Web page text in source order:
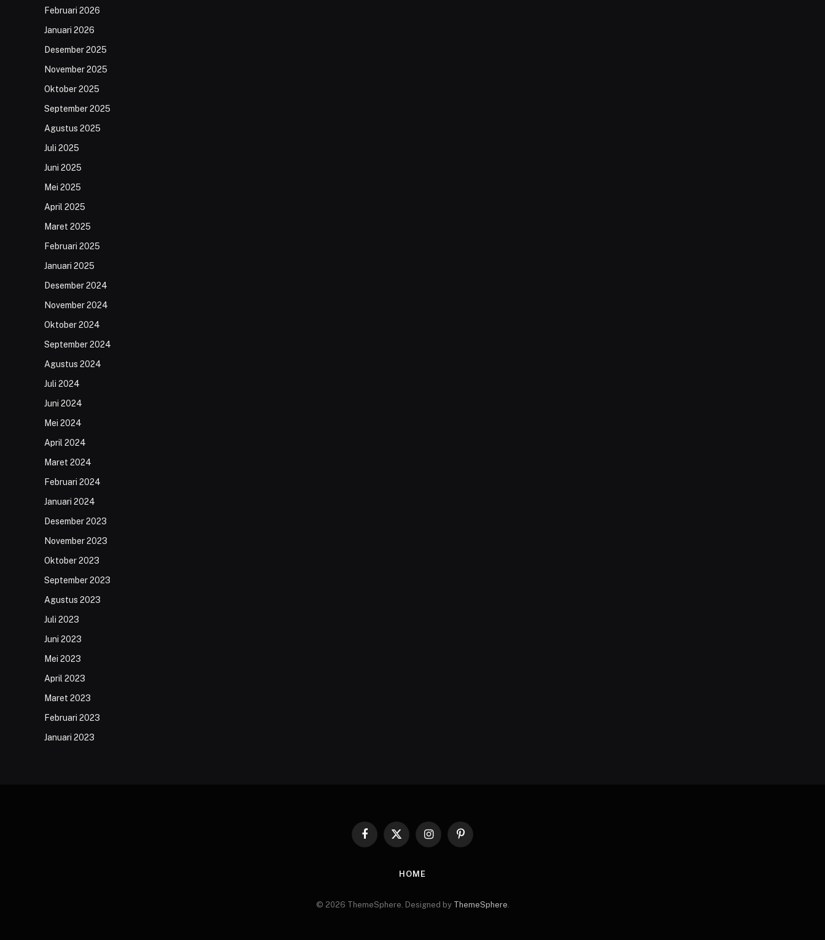
Februari 2026
Januari 2026
Desember 2025
November 2025
Oktober 2025
September 2025
Agustus 2025
Juli 2025
Juni 2025
Mei 2025
April 2025
Maret 2025
Februari 2025
Januari 2025
Desember 2024
November 2024
Oktober 2024
September 2024
Agustus 2024
Juli 2024
Juni 2024
Mei 2024
April 2024
Maret 2024
Februari 2024
Januari 2024
Desember 2023
November 2023
Oktober 2023
September 2023
Agustus 2023
Juli 2023
Juni 2023
Mei 2023
April 2023
Maret 2023
Februari 2023
Januari 2023
Facebook
X
InstagramPinterest
HOME
© 2026 ThemeSphere. Designed by ThemeSphere.